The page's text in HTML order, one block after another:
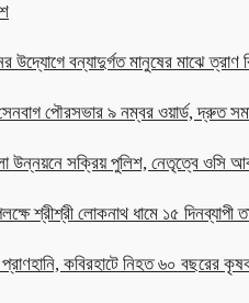
উদ্যোগে বন্যাদুর্গত মানুষের মাঝে ত্রাণ
পৌরসভার ৯ নম্বর ওয়ার্ড, দ্রুত
উন্নয়নে সক্রিয় পুলিশ, নেতৃত্বে ওসি
শ্রীশ্রী লোকনাথ ধামে ১৫ দিনব্যাপী
কবিরহাটে নিহত ৬০ বছরের